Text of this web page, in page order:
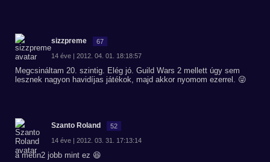
sizzpreme 67
14 éve | 2012. 04. 01. 18:18:57
Megcsináltam 20. szintig. Elég jó. Guild Wars 2 mellett úgy sem
lesznek nagyon havidíjas játékok, majd akkor nyomom ezerrel. 😜
Szanto Roland 52
14 éve | 2012. 03. 31. 17:13:14
a metin2 jobb mint ez 😆